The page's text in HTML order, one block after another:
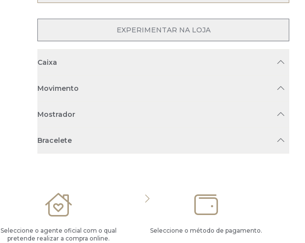
OPEN MENU
EXPERIMENTAR NA LOJA
Caixa
Movimento
Mostrador
Bracelete
Seleccione o agente oficial com o qual
pretende realizar a compra online.
Seleccione o método de pagamento.